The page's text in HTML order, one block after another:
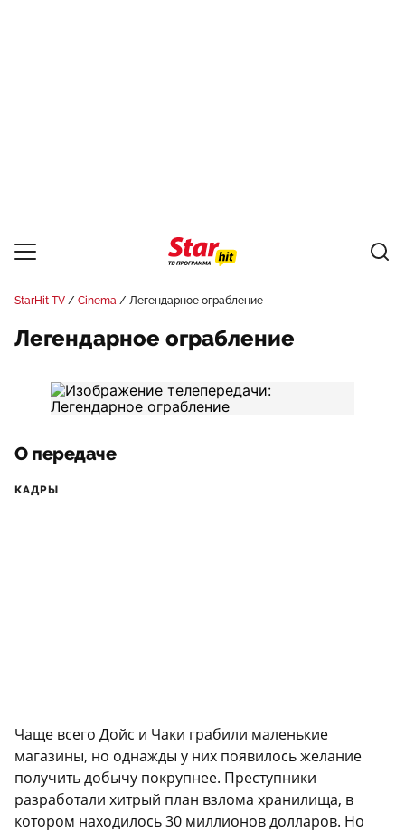
StarHit TV Cinema Легендарное ограбление
Легендарное ограбление
О передаче
КАДРЫ
Чаще всего Дойс и Чаки грабили маленькие
магазины, но однажды у них появилось желание
получить добычу покрупнее. Преступники
разработали хитрый план взлома хранилища, в
котором находилось 30 миллионов долларов. Но